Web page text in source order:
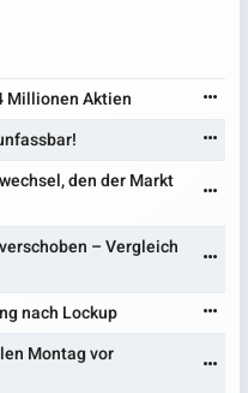
Millionen Aktien
den der Markt
– Vergleich
nach Lockup
Montag vor